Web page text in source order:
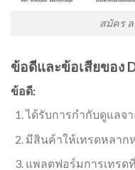
สมัคร ล
ข้อดีและข้อเสียของ
ข้อดี:
ได้รับการกำกับดูแลจ
มีสินค้าให้เทรดหลาก
แพลตฟอร์มการเทรด